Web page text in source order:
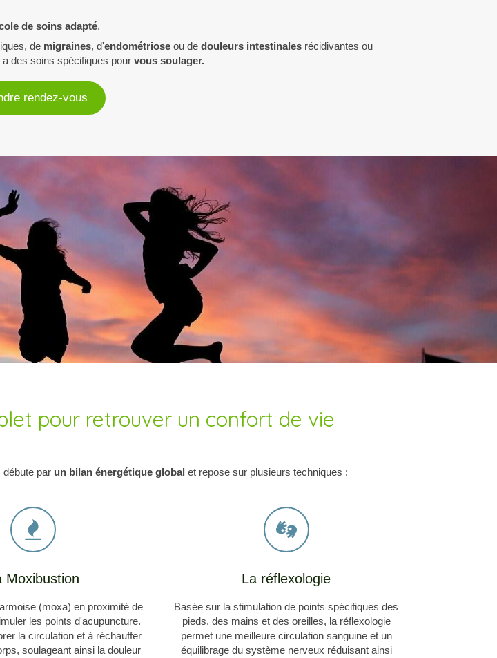
de soins adapté.
de migraines, d'endométriose ou de douleurs intestinales récidivantes ou
des soins spécifiques pour vous soulager.
rendez-vous
pour retrouver un confort de vie
débute par un bilan énergétique global et repose sur plusieurs techniques :
Moxibustion
(moxa) en proximité de
les points d'acupuncture.
la circulation et à réchauffer
soulageant ainsi la douleur
La réflexologie
Basée sur la stimulation de points spécifiques des
pieds, des mains et des oreilles, la réflexologie
permet une meilleure circulation sanguine et un
équilibrage du système nerveux réduisant ainsi